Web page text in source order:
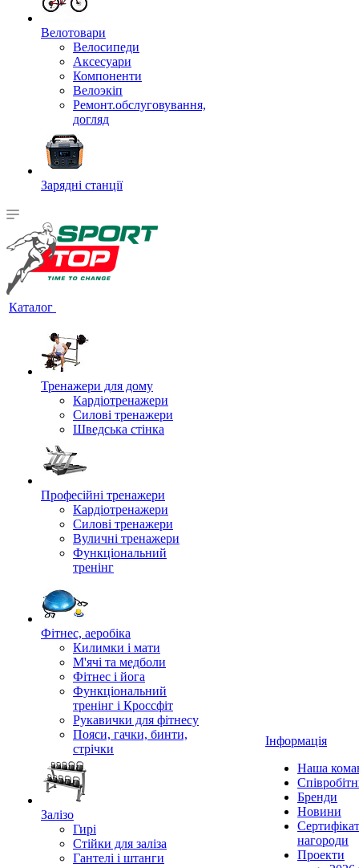
Велотовари
Велосипеди
Аксесуари
Компоненти
Велоэкіп
Ремонт.обслуговування,
догляд
Зарядні станції
Каталог
Тренажери для дому
Кардіотренажери
Силові тренажери
Шведська стінка
Професійні тренажери
Кардіотренажери
Силові тренажери
Вуличні тренажери
Функціональний
тренінг
Фітнес, аеробіка
Килимки і мати
М'ячі та медболи
Фітнес і йога
Функціональний
тренінг і Кроссфіт
Рукавички для фітнесу
Пояси, гачки, бинти,
стрічки
Залізо
Гирі
Стійки для заліза
Гантелі і штанги
Інформація
Наша
Бренди
Новини
нагороди
Проекти